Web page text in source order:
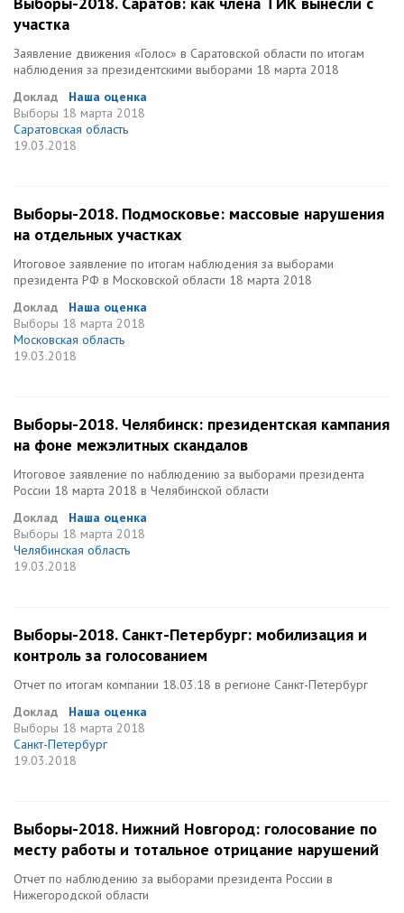
участка
Заявление движения «Голос» в Саратовской области по итогам
наблюдения за президентскими выборами 18 марта 2018
Доклад
Наша оценка
Выборы 18 марта 2018
Саратовская область
19.03.2018
Выборы-2018. Подмосковье: массовые нарушения
на отдельных участках
Итоговое заявление по итогам наблюдения за выборами
президента РФ в Московской области 18 марта 2018
Доклад
Наша оценка
Выборы 18 марта 2018
Московская область
19.03.2018
Выборы-2018. Челябинск: президентская кампания
на фоне межэлитных скандалов
Итоговое заявление по наблюдению за выборами президента
России 18 марта 2018 в Челябинской области
Доклад
Наша оценка
Выборы 18 марта 2018
Челябинская область
19.03.2018
Выборы-2018. Санкт-Петербург: мобилизация и
контроль за голосованием
Отчет по итогам компании 18.03.18 в регионе Санкт-Петербург
Доклад
Наша оценка
Выборы 18 марта 2018
Санкт-Петербург
19.03.2018
Выборы-2018. Нижний Новгород: голосование по
месту работы и тотальное отрицание нарушений
Отчет по наблюдению за выборами президента России в
Нижегородской области